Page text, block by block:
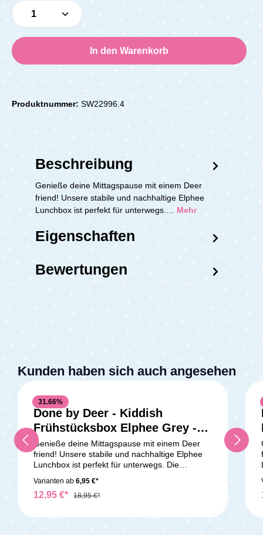
Produkt Anzahl: Gib den gewünschten
In den Warenkorb
Produktnummer: SW22996.4
Beschreibung
Genieße deine Mittagspause mit einem Deer
friend! Unsere stabile und nachhaltige Elphee
Lunchbox ist perfekt für unterwegs.… Mehr
Eigenschaften
Bewertungen
Kunden haben sich auch angesehen
31.66%
Done by Deer - Kiddish
Frühstücksbox Elphee Grey -
Brotdose
Genieße deine Mittagspause mit einem Deer
friend! Unsere stabile und nachhaltige Elphee
Lunchbox ist perfekt für unterwegs. Die
lässt sich mühelos von kleinen Händen öffnen
und schließen, und der Deckel dient gleichzeitig
spülmaschinenfest, sodass die Reinigung ein
Varianten ab 6,95 €*
12,95 €* 18,95 €*